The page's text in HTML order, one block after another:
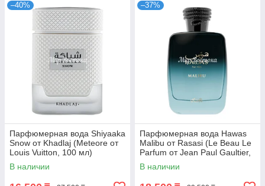
–40%
Парфюмерная вода Shiyaaka
Snow от Khadlaj (Meteore от
Louis Vuitton, 100 мл)
В наличии
–37%
Парфюмерная вода Hawas
Malibu от Rasasi (Le Beau Le
Parfum от Jean Paul Gaultier,
100 мл)
В наличии